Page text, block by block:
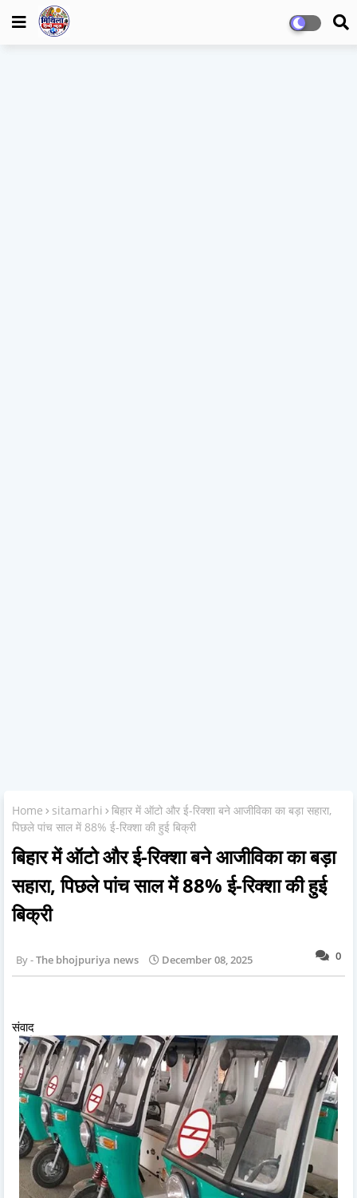
Home sitamarhi
बिहार में ऑटो और ई-रिक्शा बने आजीविका का बड़ा सहारा,
पिछले पांच साल में 88% ई-रिक्शा की हुई बिक्री
बिहार में ऑटो और ई-रिक्शा बने आजीविका का बड़ा
सहारा, पिछले पांच साल में 88% ई-रिक्शा की हुई
बिक्री
0
The bhojpuriya news December 08, 2025
संवाद